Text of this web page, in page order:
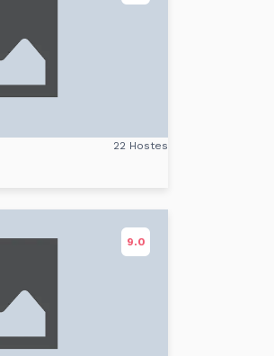
22 Hostes
9.0